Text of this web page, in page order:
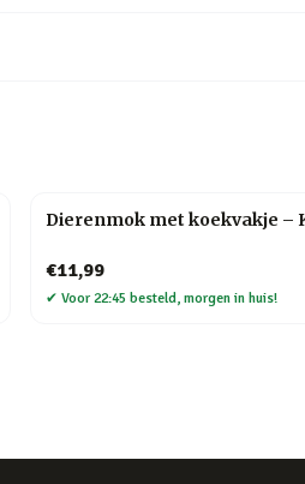
Dierenmok met koekvakje –
€11,99
✔ Voor 22:45 besteld, morgen in huis!